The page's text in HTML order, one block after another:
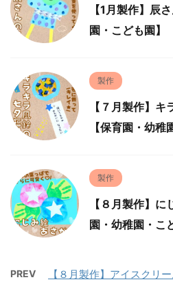
【1月製作】辰
園・こども園】
製作
【７月製作】
【保育園・幼稚
製作
【８月製作】
園・幼稚園・こ
PREV
【８月製作】アイスクリ